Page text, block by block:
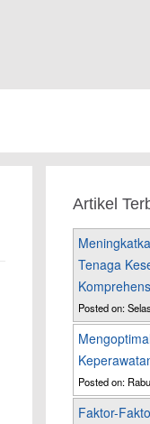
Artikel
Tenaga
Posted on:
Posted on:
Faktor-